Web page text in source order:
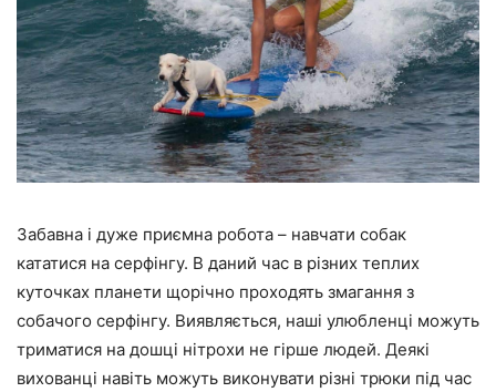
Забавна і дуже приємна робота – навчати собак
кататися на серфінгу. В даний час в різних теплих
куточках планети щорічно проходять змагання з
собачого серфінгу. Виявляється, наші улюбленці можуть
триматися на дошці нітрохи не гірше людей. Деякі
вихованці навіть можуть виконувати різні трюки під час